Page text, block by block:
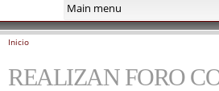
Inicio
REALIZAN FORO